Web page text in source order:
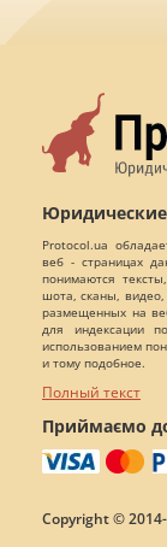
Protocol.ua
веб - страницах
понимаются
шота, сканы, видео,
размещенных на
для индексации
использованием
и тому подобное.
Полный текст
Приймаємо
Copyright ©